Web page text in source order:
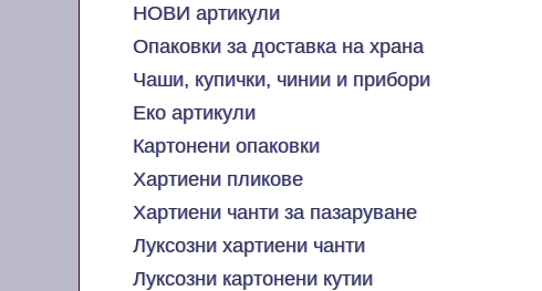
НОВИ артикули
Опаковки за доставка на храна
Чаши, купички, чинии и прибори
Еко артикули
Картонени опаковки
Хартиени пликове
Хартиени чанти за пазаруване
Луксозни хартиени чанти
Луксозни картонени кутии